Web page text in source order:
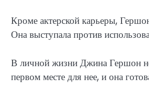
Кроме актерской карьеры,
Она выступала против
В личной жизни Джина Гершон
первом месте для нее, и она